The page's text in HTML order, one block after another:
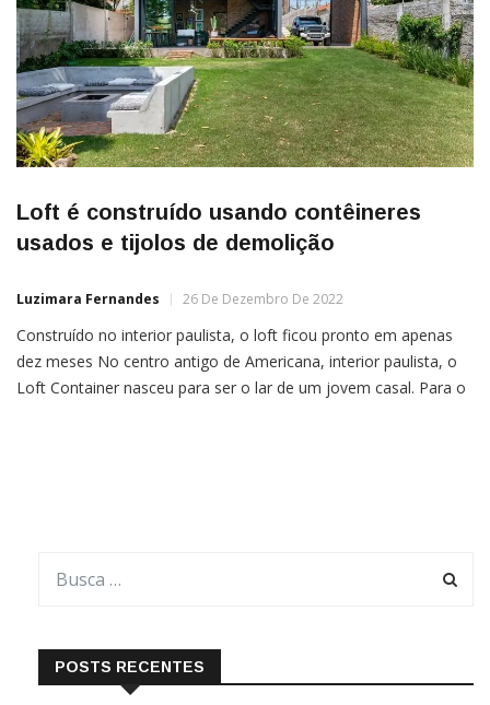
Loft é construído usando contêineres
usados e tijolos de demolição
Luzimara Fernandes 26 De Dezembro De 2022
Construído no interior paulista, o loft ficou pronto em apenas
dez meses No centro antigo de Americana, interior paulista, o
Loft Container nasceu para ser o lar de um jovem casal. Para o
POSTS RECENTES